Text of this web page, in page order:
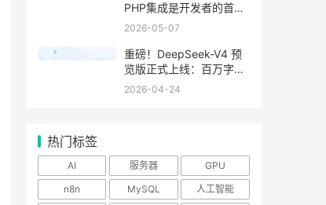
PHP集成是开发者的首
选？
2026-05-07
重磅！DeepSeek-V4 预
览版正式上线：百万字超
长上下文，Agent与推理
2026-04-24
热门标签
AI 服务器
GPU
n8n
MySQL
人工智能